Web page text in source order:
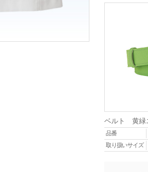
ベルト 黄緑
品番
取り扱いサイズ